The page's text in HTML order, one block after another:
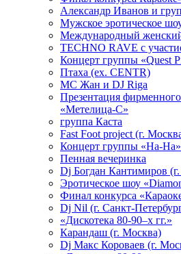
Александр Иванов и
Мужское эротическое
Международный
TECHNO RAVE с
Концерт группы «Quest
Птаха (ex. CENTR)
МС Жан и DJ Riga
Презентация
«Метелица-С»
группа Каста
Fast Foot project (г.
Концерт группы «На-
Пенная вечеринка
Dj Богдан Кантимиров
Эротическое шоу
Финал конкурса
Dj Nil (г. Санкт-
«Дискотека 80-90–х гг.»
Карандаш (г. Москва)
Dj Макс Короваев (г.